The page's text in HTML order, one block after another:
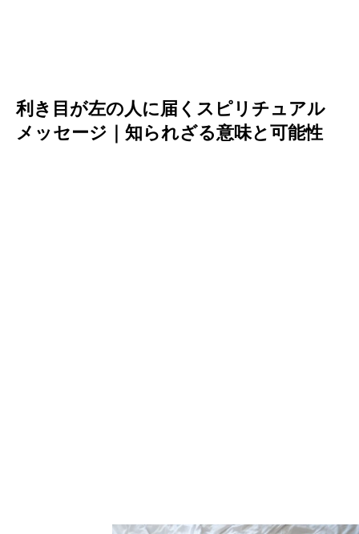
利き目が左の人に届くスピリチュアル
メッセージ｜知られざる意味と可能性